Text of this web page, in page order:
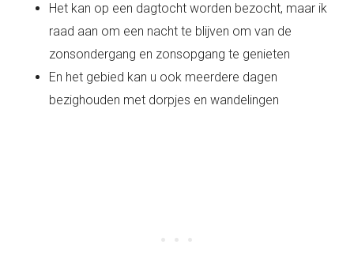
Het kan op een dagtocht worden bezocht, maar ik
raad aan om een nacht te blijven om van de
zonsondergang en zonsopgang te genieten
En het gebied kan u ook meerdere dagen
bezighouden met dorpjes en wandelingen